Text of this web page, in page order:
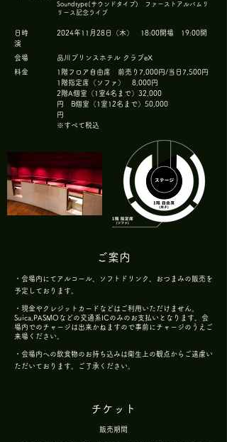
Soundtype(サウンドタイプ) ファーストアルバムリ
リース記念ライブ
日時 2024年11月28日（木） 18:00開場 19:00開
演
会場 品川プリンスホテル クラブeX
料金 1階フロア自由席 前売り7,000円/当日7,500円
1階指定席（ソファ） 8,000円
2階A個室（1室4名まで）32,000
円 B個室（1室12名まで）50,000
円
※すべて税込
ご案内
・会場内にてアルコール、ソフトドリンク、おつまみの販売を
予定しております。
・現金やクレジットカードなどはご利用いただけません。
Suica,PASMOなどの交通系ICのみのお支払いとなります。会
場内でのチャージは出来かねますので事前にチャージのうえご
来場ください。
・会場内への飲食物のお持ち込みは衛生上の観点からご遠慮い
ただいております。
ご了承ください。
チケット
販売期間